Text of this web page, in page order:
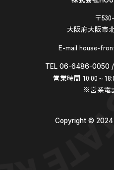
〒
大阪府大阪市
E-mail house-
TEL 06-6486-0050
営業時間 10:00～
※営業電
Copyright ©︎ 2024